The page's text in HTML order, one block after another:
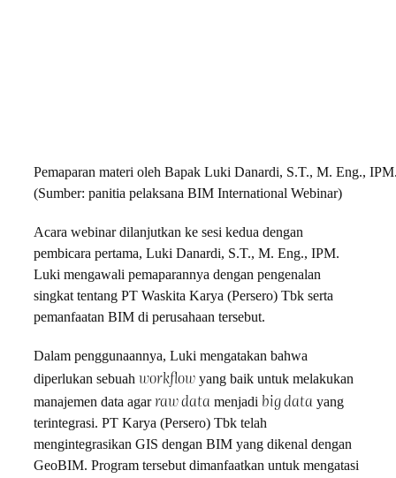
Pemaparan materi oleh Bapak Luki Danardi, S.T., M. Eng.,
(Sumber: panitia pelaksana BIM International Webinar)
Acara webinar dilanjutkan ke sesi kedua dengan
pembicara pertama, Luki Danardi, S.T., M. Eng., IPM.
Luki mengawali pemaparannya dengan pengenalan
singkat tentang PT Waskita Karya (Persero) Tbk serta
pemanfaatan BIM di perusahaan tersebut.
Dalam penggunaannya, Luki mengatakan bahwa
diperlukan sebuah workflow yang baik untuk melakukan
manajemen data agarraw data menjadi big data yang
terintegrasi. PT Karya (Persero) Tbk telah
mengintegrasikan GIS dengan BIM yang dikenal dengan
GeoBIM. Program tersebut dimanfaatkan untuk mengatasi